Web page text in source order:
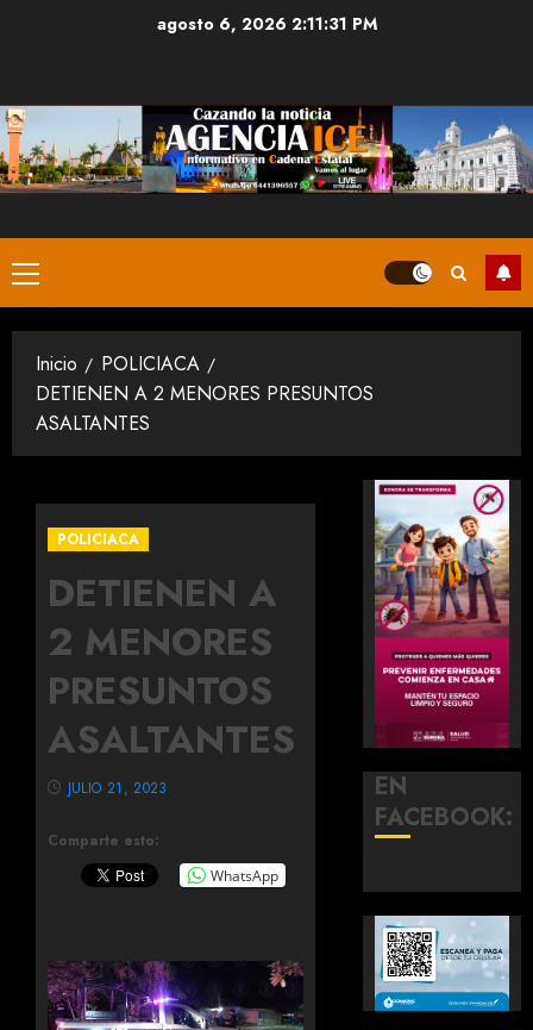
agosto 6, 2026 2:11:31 PM
Menú
principal
Inicio
POLICIACA
DETIENEN A 2 MENORES PRESUNTOS
ASALTANTES
POLICIACA
DETIENEN A
2 MENORES
PRESUNTOS
ASALTANTES
Comparte esto:
WhatsApp
JULIO 21, 2023
EN
FACEBOOK: